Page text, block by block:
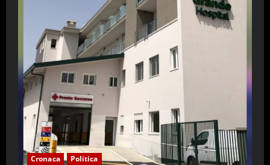
Cronaca Politica